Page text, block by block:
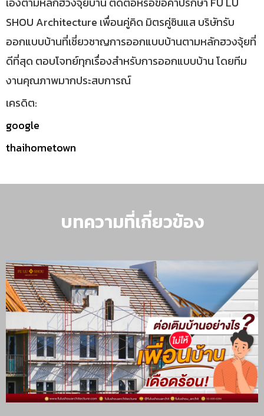
SHOU Architecture เพื่อนคู่คิด มิตรคู่ซินแส บริษัทรับ
ออกแบบบ้านที่เชี่ยวชาญการออกแบบบ้านตามหลักฮวงจุ้ยที่
ดีที่สุด ตอบโจทย์ทุกเรื่องสำหรับการออกแบบบ้าน โดยทีม
งานคุณภาพมากประสบการณ์
เครดิต:
google
thaihometown
บทความที่เกี่ยวข้อง